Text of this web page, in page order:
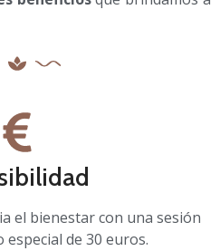
el bienestar con una sesión
especial de 30 euros.